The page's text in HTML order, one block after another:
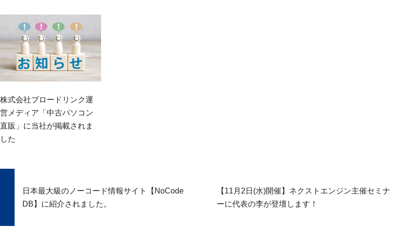
株式会社ブロードリンク運
営メディア「中古パソコン
直販」に当社が掲載されま
した
日本最大級のノーコード情報サイト【NoCode
DB】に紹介されました。
【11月2日(水)開催】ネクストエンジン主催セミナ
ーに代表の李が登壇します！